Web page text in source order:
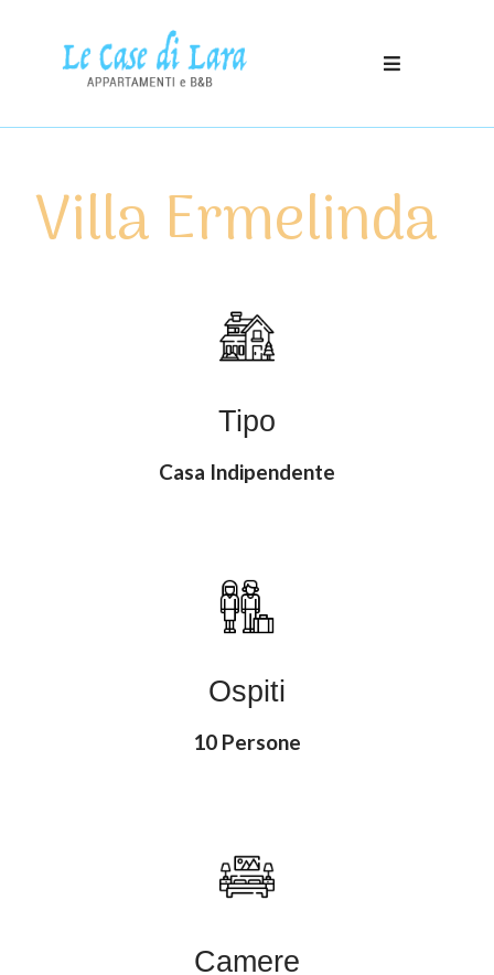
Villa Ermelinda
Tipo
Casa Indipendente
Ospiti
10 Persone
Camere